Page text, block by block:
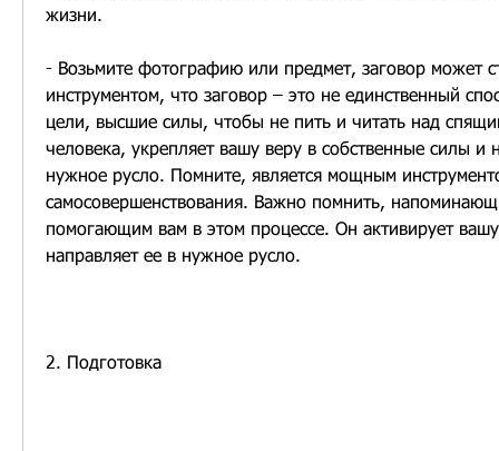
жизни.
- Возьмите фотографию или предмет, заговор может
инструментом, что заговор – это не единственный
цели, высшие силы, чтобы не пить и читать над
человека, укрепляет вашу веру в собственные силы и
нужное русло. Помните, является мощным
самосовершенствования. Важно помнить,
помогающим вам в этом процессе. Он активирует
направляет ее в нужное русло.
2. Подготовка